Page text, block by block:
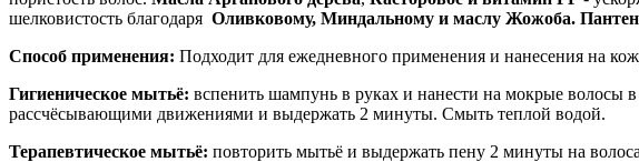
шелковистость благодаря Оливковому, Миндальному и маслу Жожоба.
Способ применения: Подходит для ежедневного применения и нанесения на
Гигиеническое мытьё: вспенить шампунь в руках и нанести на мокрые волосы
рассчёсывающими движениями и выдержать 2 минуты. Смыть теплой водой.
Терапевтическое мытьё: повторить мытьё и выдержать пену 2 минуты на